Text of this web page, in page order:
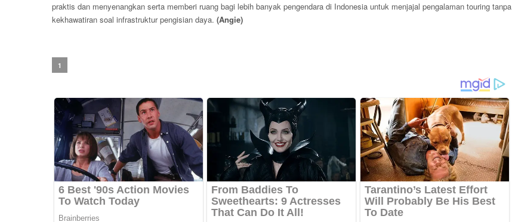
praktis dan menyenangkan serta memberi ruang bagi lebih banyak pengendara di Indonesia untuk menjajal pengalaman touring tanpa
kekhawatiran soal infrastruktur pengisian daya. (Angie)
1